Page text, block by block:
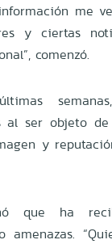
me
y ciertas
comenzó.
al ser objeto
y
que ha
amenazas.